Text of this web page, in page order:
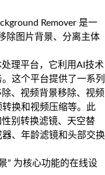
Remover 是一
除图片背景、分离主体
理平台，它利用AI技术
这个平台提供了一系列
、视频背景移除、视频
换和视频压缩等。此
别转换滤镜、天空替
、年龄滤镜和头部交换
” 为核心功能的在线设